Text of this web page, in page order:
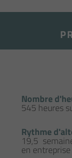
Nombre
545 heures
Rythme
19,5
en entreprise